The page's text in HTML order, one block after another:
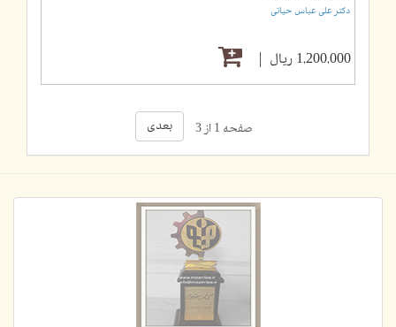
دکتر علی عباس حیاتی
1,200,000 ریال
صفحه 1 از 3 بعدی